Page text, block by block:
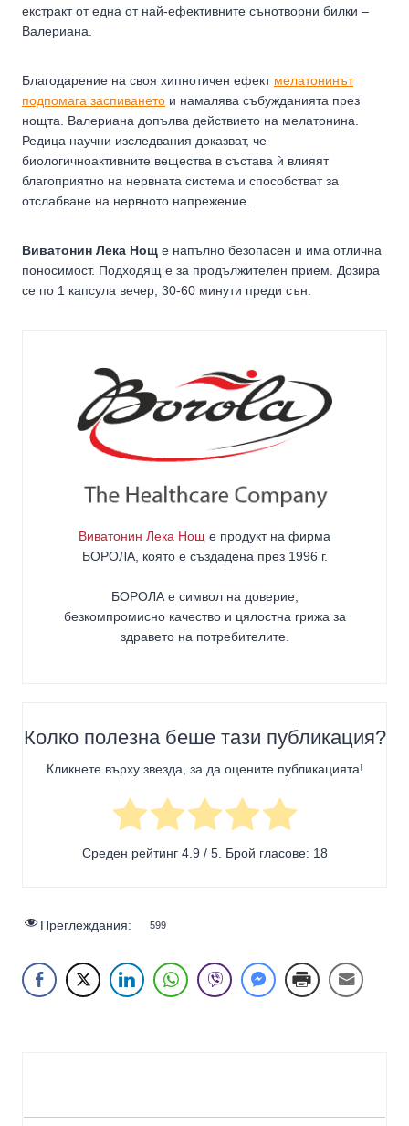
екстракт от една от най-ефективните сънотворни билки –
Валериана.
Благодарение на своя хипнотичен ефект мелатонинът
подпомага заспиването и намалява събужданията през
нощта. Валериана допълва действието на мелатонина.
Редица научни изследвания доказват, че
биологичноактивните вещества в състава ѝ влияят
благоприятно на нервната система и способстват за
отслабване на нервното напрежение.
Виватонин Лека Нощ е напълно безопасен и има отлична
поносимост. Подходящ е за продължителен прием. Дозира
се по 1 капсула вечер, 30-60 минути преди сън.
Виватонин Лека Нощ е продукт на фирма
БОРОЛА, която е създадена през 1996 г.
БОРОЛА е символ на доверие,
безкомпромисно качество и цялостна грижа за
здравето на потребителите.
Колко полезна беше тази публикация?
Кликнете върху звезда, за да оцените публикацията!
Среден рейтинг 4.9 / 5. Брой гласове: 18
Преглеждания: 599